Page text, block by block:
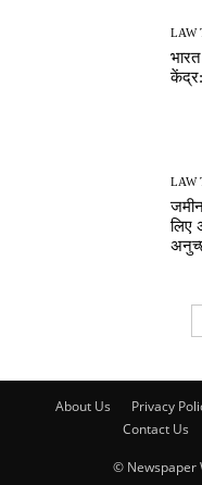
LAW
LAW
लिए
About Us Privacy
Contact Us
© Newspaper